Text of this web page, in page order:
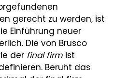
gerecht zu werden, ist
Einführung neuer
Die von Brusco
der final firm ist
Beruht das